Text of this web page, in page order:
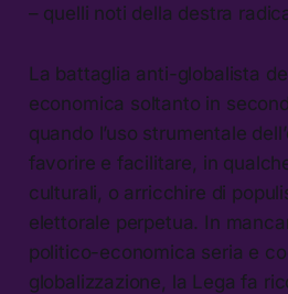
– quelli noti della destra
La battaglia anti-globalista
economica soltanto in
quando l’uso strumentale
favorire e facilitare, in
culturali, o arricchire di
elettorale perpetua. In
politico-economica seria e
globalizzazione, la Lega fa